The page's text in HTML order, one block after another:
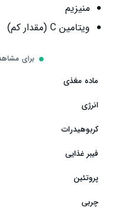
منیزیم
ویتامین C (مقدار کم)
برای
ماده مغذی
انرژی
کربوهیدرات
فیبر غذایی
پروتئین
چربی